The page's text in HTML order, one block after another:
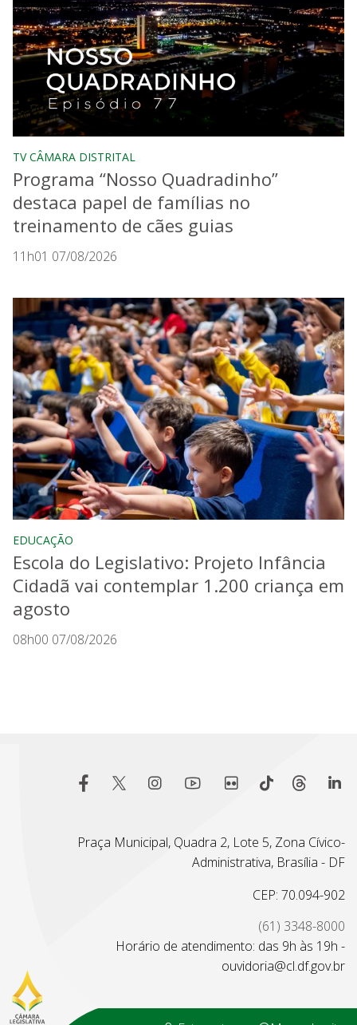
TV CÂMARA DISTRITAL
Programa “Nosso Quadradinho”
destaca papel de famílias no
treinamento de cães guias
11h01 07/08/2026
EDUCAÇÃO
Escola do Legislativo: Projeto Infância
Cidadã vai contemplar 1.200 criança em
agosto
08h00 07/08/2026
Praça Municipal, Quadra 2, Lote 5, Zona Cívico-
Administrativa, Brasília - DF
CEP: 70.094-902
(61) 3348-8000
Horário de atendimento: das 9h às 19h -
ouvidoria@cl.df.gov.br